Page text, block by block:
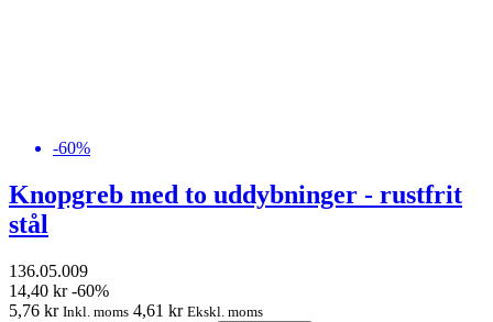
-60%
Knopgreb med to uddybninger - rustfrit
stål
136.05.009
14,40 kr -60%
5,76 kr Inkl. moms 4,61 kr Ekskl. moms